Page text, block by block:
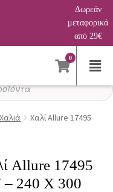
Δωρεάν
μεταφορικά
από 29€
0
Χαλί Allure 17495
Allure 17495
– 240 X 300